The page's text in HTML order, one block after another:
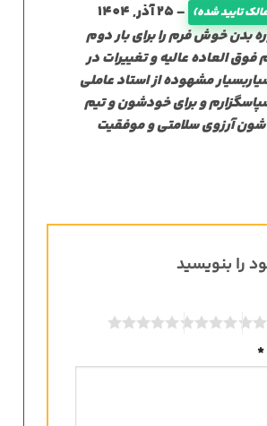
تایید شده) –25 آذر, 1404
بدن خوش فرم را برای بار دوم
العاده عالیه و تغییرات در
مشهوده از استاد عاملی
و برای خودشون و تیم
آرزوی سلامتی و موفقیت
را بنویسید
*